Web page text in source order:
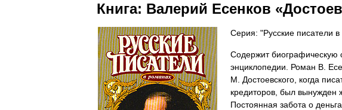
Книга: Валерий Есенков
Серия: "Русские писатели
Содержит биографическую
энциклопедии. Роман В.
М. Достоевского, когда
кредиторов, был вынужден
Постоянная забота о